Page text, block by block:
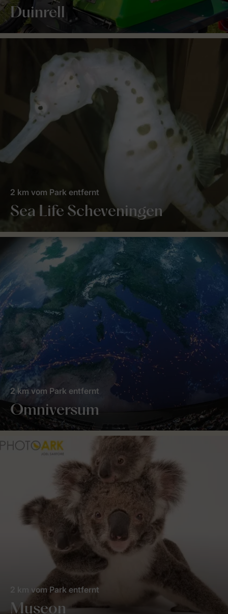
Duinrell
Sea Life Scheveningen
2 km vom Park entfernt
Omniversum
2 km vom Park entfernt
Museon
2 km vom Park entfernt